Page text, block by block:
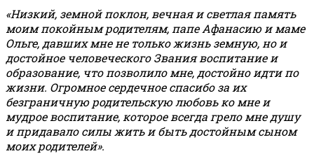
«Низкий, земной поклон, вечная и светлая память
моим покойным родителям, папе Афанасию и маме
Ольге, давших мне не только жизнь земную, но и
достойное человеческого Звания воспитание и
образование, что позволило мне, достойно идти по
жизни. Огромное сердечное спасибо за их
безграничную родительскую любовь ко мне и
мудрое воспитание, которое всегда грело мне душу
и придавало силы жить и быть достойным сыном
моих родителей».